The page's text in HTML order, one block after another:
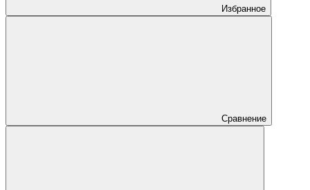
Избранное
Сравнение